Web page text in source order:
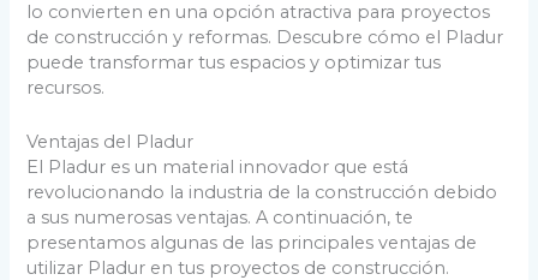
lo convierten en una opción atractiva para proyectos
de construcción y reformas. Descubre cómo el Pladur
puede transformar tus espacios y optimizar tus
recursos.
Ventajas del Pladur
El Pladur es un material innovador que está
revolucionando la industria de la construcción debido
a sus numerosas ventajas. A continuación, te
presentamos algunas de las principales ventajas de
utilizar Pladur en tus proyectos de construcción.